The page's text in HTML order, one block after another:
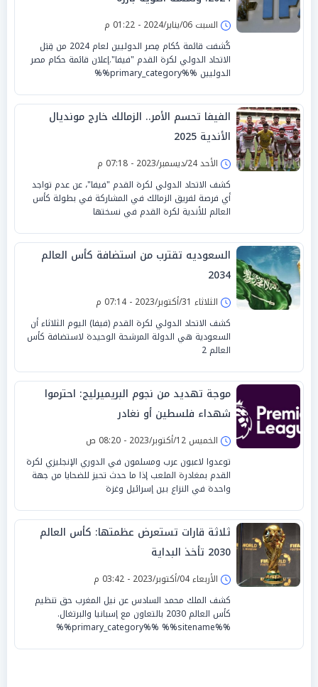
السبت 06/يناير/2024 - 01:22 م
كُشفت قائمة حُكام مِصر الدوليين لعام 2024 من قِبَل
الاتحاد الدولي لكرة القدم "فيفا".إعلان قائمة حكام مصر
الدوليين %%primary_category%%
الفيفا تحسم الأمر.. الزمالك خارج مونديال
الأندية 2025
الأحد 24/ديسمبر/2023 - 07:18 م
كشف الاتحاد الدولي لكرة القدم "فيفا"، عن عدم تواجد
أي فرصة لفريق الزمالك في المشاركة في بطولة كأس
العالم للأندية لكرة القدم في نسختها
السعوديه تقترب من استضافة كأس العالم
2034
الثلاثاء 31/أكتوبر/2023 - 07:14 م
كشف الاتحاد الدولي لكرة القدم (فيفا) اليوم الثلاثاء أن
السعودية هي الدولة المرشحة الوحيدة لاستضافة كأس
العالم 2
موجة تهديد من نجوم البريميرليج: احترموا
شهداء فلسطين أو نغادر
الخميس 12/أكتوبر/2023 - 08:20 ص
توعدوا لاعبون عرب ومسلمون في الدوري الإنجليزي لكرة
القدم بمغادرة الملعب إذا ما حدث تحيز للضحايا من جهة
واحدة في النزاع بين إسرائيل وغزة
ثلاثة قارات تستعرض عظمتها: كأس العالم
2030 تأخذ البداية
الأربعاء 04/أكتوبر/2023 - 03:42 م
كشف الملك محمد السادس عن نيل المغرب حق تنظيم
كأس العالم 2030 بالتعاون مع إسبانيا والبرتغال.
%%primary_category%% %%sitename%%